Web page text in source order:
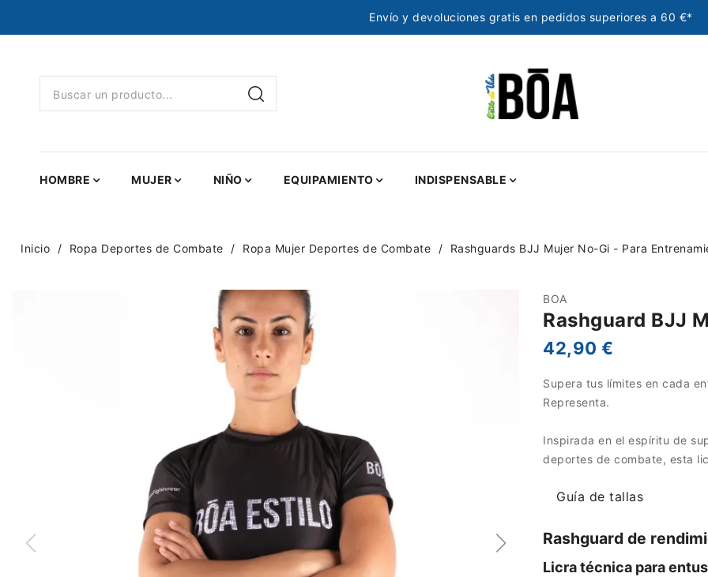
Envío y devoluciones gratis en pedidos superiores a 60 €*
HOMBRE MUJER NIÑO EQUIPAMIENTO INDISPENSABLE
Inicio Ropa Deportes de Combate Ropa Mujer Deportes de Combate Rashguards BJJ Mujer No-Gi - Para
BOA
Rashguard BJJ
42,90 €
Supera tus límites en cada
Representa.
Inspirada en el espíritu de
deportes de combate, esta
Guía de tallas
Rashguard de
Licra técnica para